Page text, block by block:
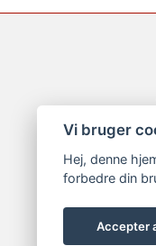
Vi bruger
Hej, denne
forbedre din
Accepter